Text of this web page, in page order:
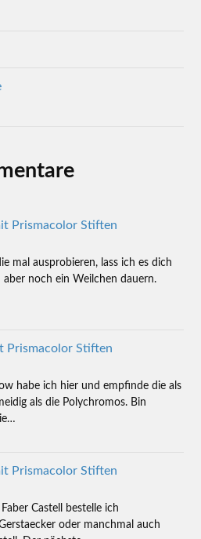
Prismacolor Stiften
mal ausprobieren, lass ich es dich
aber noch ein Weilchen dauern.
Prismacolor Stiften
habe ich hier und empfinde die als
als die Polychromos. Bin
Prismacolor Stiften
Castell bestelle ich
oder manchmal auch